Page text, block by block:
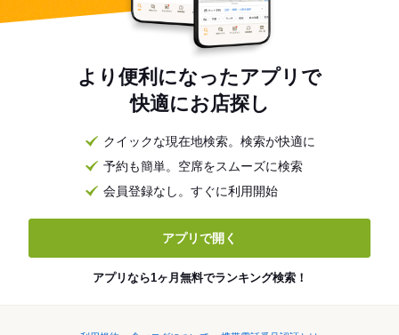
より便利になったアプリで
快適にお店探し
クイックな現在地検索。検索が快適に
予約も簡単。空席をスムーズに検索
会員登録なし。すぐに利用開始
アプリで開く
アプリなら1ヶ月無料でランキング検索！